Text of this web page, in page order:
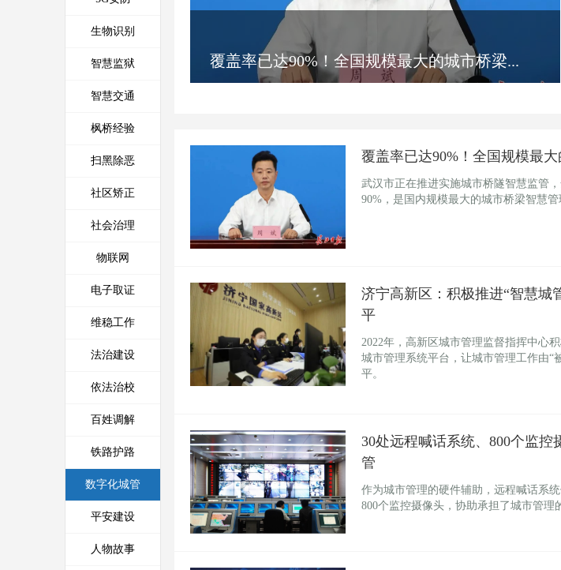
生物识别
智慧监狱
智慧交通
枫桥经验
扫黑除恶
社区矫正
社会治理
物联网
电子取证
维稳工作
法治建设
依法治校
百姓调解
铁路护路
数字化城管
平安建设
人物故事
城市运行管理服务平台建设指
推动城市运行“一网统管”！住房和城乡建设...
覆盖率已达90%！全国规模最
武汉市正在推进实施城市桥隧智慧监管
90%，是国内规模最大的城市桥梁智慧管
济宁高新区：积极推进“智慧城
平
2022年，高新区城市管理监督指挥中心
城市管理系统平台，让城市管理工作由“
平。
30处远程喊话系统、800个监
管
作为城市管理的硬件辅助，远程喊话系
800个监控摄像头，协助承担了城市管理